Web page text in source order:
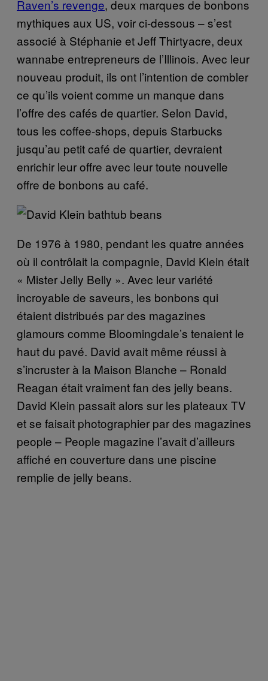
Raven’s revenge, deux marques de bonbons
mythiques aux US, voir ci-dessous – s’est
associé à Stéphanie et Jeff Thirtyacre, deux
wannabe entrepreneurs de l’Illinois. Avec leur
nouveau produit, ils ont l’intention de combler
ce qu’ils voient comme un manque dans
l’offre des cafés de quartier. Selon David,
tous les coffee-shops, depuis Starbucks
jusqu’au petit café de quartier, devraient
enrichir leur offre avec leur toute nouvelle
offre de bonbons au café.
De 1976 à 1980, pendant les quatre années
où il contrôlait la compagnie, David Klein était
« Mister Jelly Belly ». Avec leur variété
incroyable de saveurs, les bonbons qui
étaient distribués par des magazines
glamours comme Bloomingdale’s tenaient le
haut du pavé. David avait même réussi à
s’incruster à la Maison Blanche – Ronald
Reagan était vraiment fan des jelly beans.
David Klein passait alors sur les plateaux TV
et se faisait photographier par des magazines
people – People magazine l’avait d’ailleurs
affiché en couverture dans une piscine
remplie de jelly beans.